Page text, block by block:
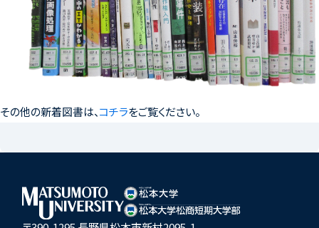
その他の新着図書は、コチラをご覧ください。